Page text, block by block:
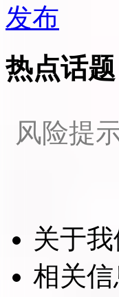
发布
热点话题
风险提
关于我
相关信